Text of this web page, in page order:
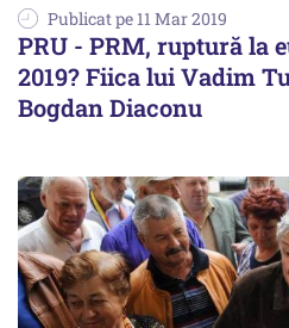
Publicat pe 11 Mar 2019
PRU - PRM, ruptură la
2019? Fiica lui Vadim
Bogdan Diaconu